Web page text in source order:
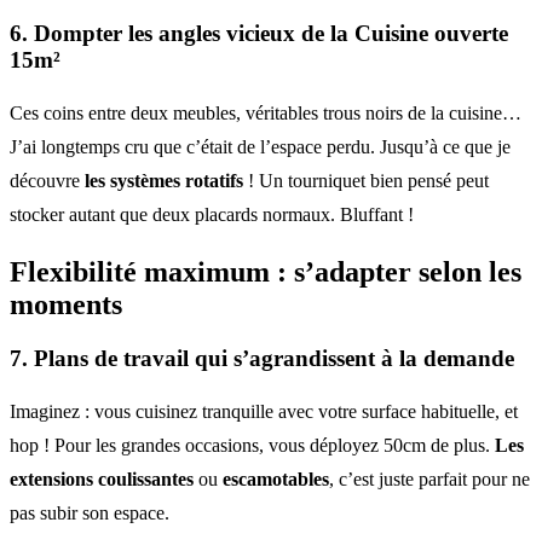
6. Dompter les angles vicieux de la Cuisine ouverte
15m²
Ces coins entre deux meubles, véritables trous noirs de la cuisine…
J’ai longtemps cru que c’était de l’espace perdu. Jusqu’à ce que je
découvre les systèmes rotatifs ! Un tourniquet bien pensé peut
stocker autant que deux placards normaux. Bluffant !
Flexibilité maximum : s’adapter selon les
moments
7. Plans de travail qui s’agrandissent à la demande
Imaginez : vous cuisinez tranquille avec votre surface habituelle, et
hop ! Pour les grandes occasions, vous déployez 50cm de plus. Les
extensions coulissantes ou escamotables, c’est juste parfait pour ne
pas subir son espace.